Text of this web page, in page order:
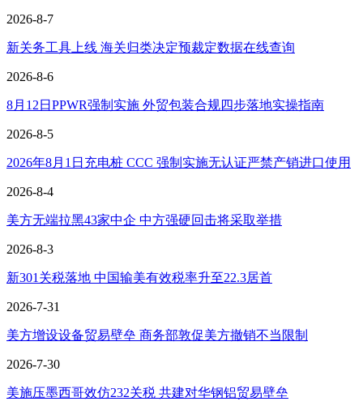
2026-8-7
新关务工具上线 海关归类决定预裁定数据在线查询
2026-8-6
8月12日PPWR强制实施 外贸包装合规四步落地实操指南
2026-8-5
2026年8月1日充电桩 CCC 强制实施无认证严禁产销进口使用
2026-8-4
美方无端拉黑43家中企 中方强硬回击将采取举措
2026-8-3
新301关税落地 中国输美有效税率升至22.3居首
2026-7-31
美方增设设备贸易壁垒 商务部敦促美方撤销不当限制
2026-7-30
美施压墨西哥效仿232关税 共建对华钢铝贸易壁垒